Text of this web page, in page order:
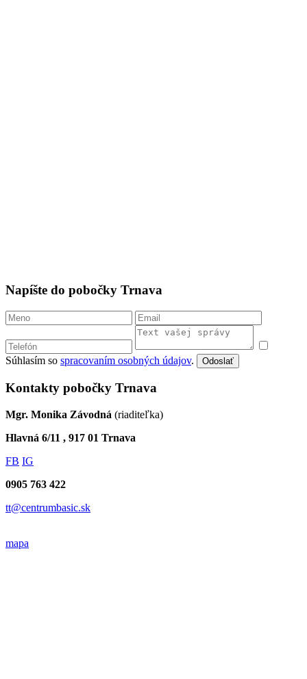
Napíšte do pobočky Trnava
Súhlasím so spracovaním osobných údajov. Odoslať
Kontakty pobočky Trnava
Mgr. Monika Závodná (riaditeľka)
Hlavná 6/11 , 917 01 Trnava
FB IG
0905 763 422
tt@centrumbasic.sk
mapa